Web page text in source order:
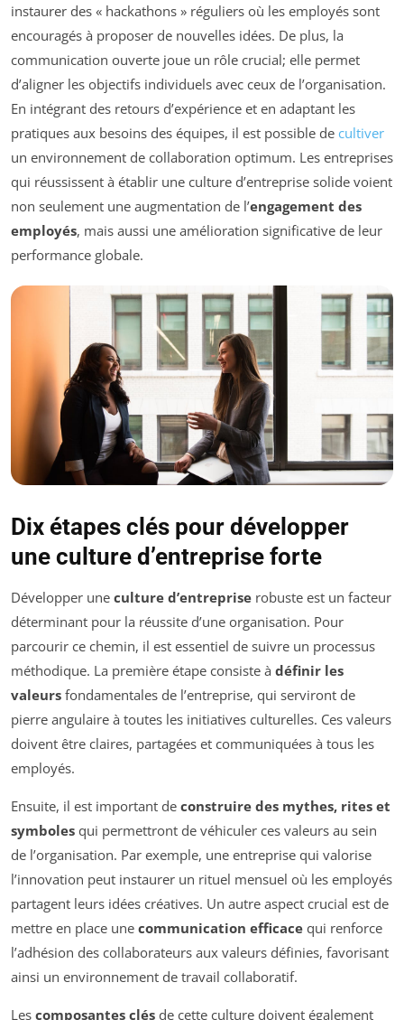
instaurer des « hackathons » réguliers où les employés sont
encouragés à proposer de nouvelles idées. De plus, la
communication ouverte joue un rôle crucial; elle permet
d’aligner les objectifs individuels avec ceux de l’organisation.
En intégrant des retours d’expérience et en adaptant les
pratiques aux besoins des équipes, il est possible de cultiver
un environnement de collaboration optimum. Les entreprises
qui réussissent à établir une culture d’entreprise solide voient
non seulement une augmentation de l’engagement des
employés, mais aussi une amélioration significative de leur
performance globale.
Dix étapes clés pour développer
une culture d’entreprise forte
Développer une culture d’entreprise robuste est un facteur
déterminant pour la réussite d’une organisation. Pour
parcourir ce chemin, il est essentiel de suivre un processus
méthodique. La première étape consiste à définir les
valeurs fondamentales de l’entreprise, qui serviront de
pierre angulaire à toutes les initiatives culturelles. Ces valeurs
doivent être claires, partagées et communiquées à tous les
employés.
Ensuite, il est important de construire des mythes, rites et
symboles qui permettront de véhiculer ces valeurs au sein
de l’organisation. Par exemple, une entreprise qui valorise
l’innovation peut instaurer un rituel mensuel où les employés
partagent leurs idées créatives. Un autre aspect crucial est de
mettre en place une communication efficace qui renforce
l’adhésion des collaborateurs aux valeurs définies, favorisant
ainsi un environnement de travail collaboratif.
Les composantes clés de cette culture doivent également